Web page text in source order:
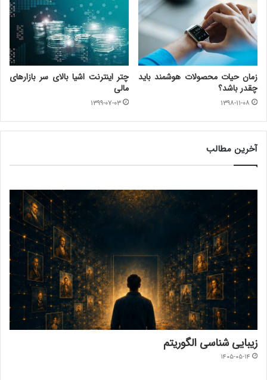
زمان حیات محصولات هوشمند باید
چقدر باشد؟
۱۳۹۸-۱۱-۰۸
چتر اینترنت اشیا بالای سر بازارهای
مالی
۱۳۹۹-۰۷-۰۳
آخرین مطالب
زیبایی شناسی الگوریتم
۱۴۰۵-۰۵-۱۴